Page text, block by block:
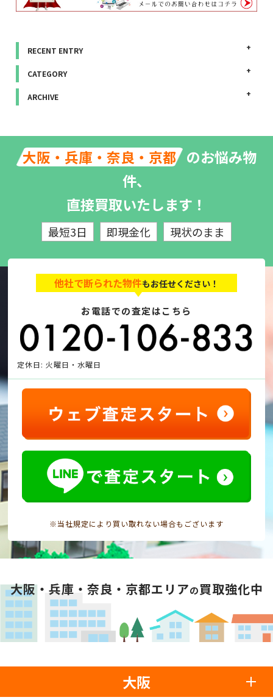
RECENT ENTRY
CATEGORY
ARCHIVE
大阪・兵庫・奈良・京都 のお悩み物
件、
直接買取いたします！
最短3日 即現金化 現状のまま
他社で断られた物件もお任せください！
お電話での査定はこちら
定休日: 火曜日・水曜日
※当社規定により買い取れない場合もございます
大阪・兵庫・奈良・京都エリアの買取強化中
大阪